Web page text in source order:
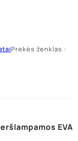
Prekės ženklas :
EVA